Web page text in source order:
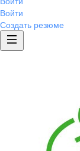
Войти
Создать резюме